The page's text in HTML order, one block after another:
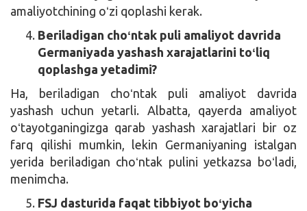
amaliyotchining oʻzi qoplashi kerak.
Beriladigan choʻntak puli amaliyot davrida
Germaniyada yashash xarajatlarini toʻliq
qoplashga yetadimi?
Ha, beriladigan choʻntak puli amaliyot davrida
yashash uchun yetarli. Albatta, qayerda amaliyot
oʻtayotganingizga qarab yashash xarajatlari bir oz
farq qilishi mumkin, lekin Germaniyaning istalgan
yerida beriladigan choʻntak pulini yetkazsa boʻladi,
menimcha.
FSJ dasturida faqat tibbiyot boʻyicha